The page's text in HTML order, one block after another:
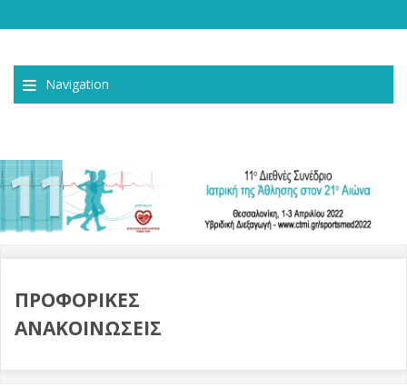
Navigation
ΠΡΟΦΟΡΙΚΕΣ
ΑΝΑΚΟΙΝΩΣΕΙΣ